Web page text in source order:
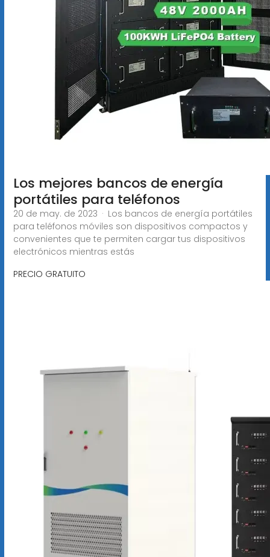
Los mejores bancos de energía
portátiles para teléfonos
20 de may. de 2023 · Los bancos de energía portátiles
para teléfonos móviles son dispositivos compactos y
convenientes que te permiten cargar tus dispositivos
electrónicos mientras estás
PRECIO GRATUITO